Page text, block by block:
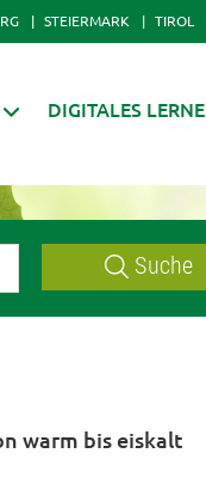
STEIERMARK TIROL
DIGITALES
Suche
warm bis eiskalt